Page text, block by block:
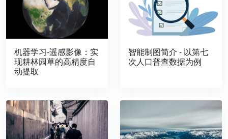
机器学习-遥感影像：实
现耕林园草的高精度自
动提取
智能制图简介 - 以第七
次人口普查数据为例